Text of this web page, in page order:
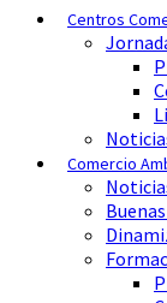
Centros
Comercio